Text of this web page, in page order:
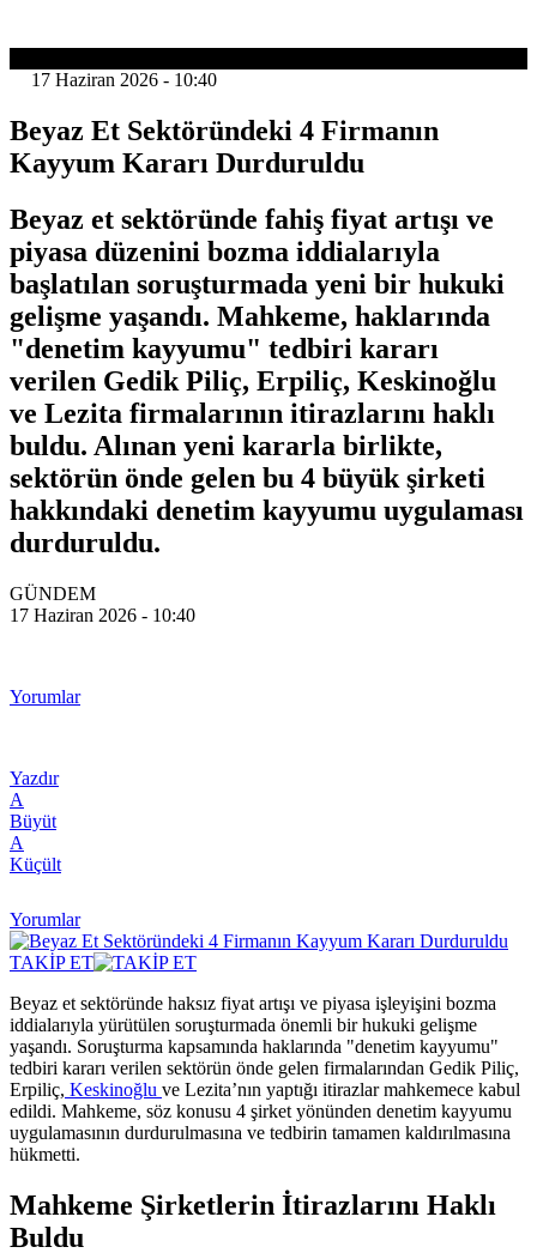
17 Haziran 2026 - 10:40
Beyaz Et Sektöründeki 4 Firmanın
Kayyum Kararı Durduruldu
Beyaz et sektöründe fahiş fiyat artışı ve
piyasa düzenini bozma iddialarıyla
başlatılan soruşturmada yeni bir hukuki
gelişme yaşandı. Mahkeme, haklarında
"denetim kayyumu" tedbiri kararı
verilen Gedik Piliç, Erpiliç, Keskinoğlu
ve Lezita firmalarının itirazlarını haklı
buldu. Alınan yeni kararla birlikte,
sektörün önde gelen bu 4 büyük şirketi
hakkındaki denetim kayyumu uygulaması
durduruldu.
GÜNDEM
17 Haziran 2026 - 10:40
Yorumlar
Yazdır
A
Büyüt
A
Küçült
Yorumlar
TAKİP ET
Beyaz et sektöründe haksız fiyat artışı ve piyasa işleyişini bozma
iddialarıyla yürütülen soruşturmada önemli bir hukuki gelişme
yaşandı. Soruşturma kapsamında haklarında "denetim kayyumu"
tedbiri kararı verilen sektörün önde gelen firmalarından Gedik Piliç,
Erpiliç, Keskinoğlu ve Lezita’nın yaptığı itirazlar mahkemece kabul
edildi. Mahkeme, söz konusu 4 şirket yönünden denetim kayyumu
uygulamasının durdurulmasına ve tedbirin tamamen kaldırılmasına
hükmetti.
Mahkeme Şirketlerin İtirazlarını Haklı
Buldu